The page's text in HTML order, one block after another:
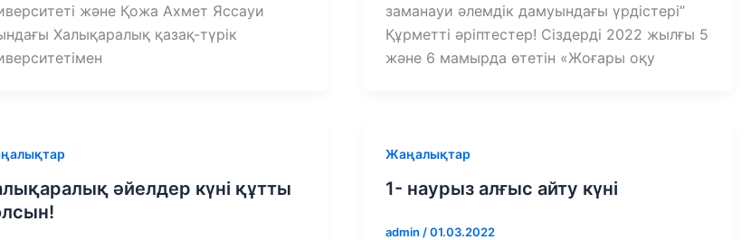
және Қожа Ахмет Яссауи
Халықаралық қазақ-түрік
заманауи әлемдік дамуындағы үрдістері”
Құрметті әріптестер! Сіздерді 2022 жылғы 5
және 6 мамырда өтетін «Жоғары оқу
әйелдер күні құтты
Жаңалықтар
1- наурыз алғыс айту күні
admin /01.03.2022